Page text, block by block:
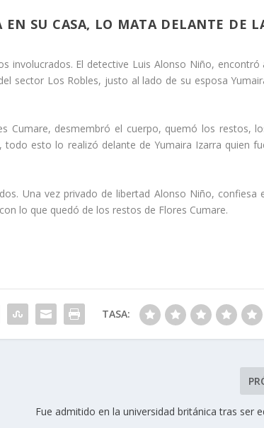
EN SU CASA, LO MATA DELANTE DE
involucrados. El detective Luis Alonso Niño, encontró
sector Los Robles, justo al lado de su esposa
Cumare, desmembró el cuerpo, quemó los restos,
esto lo realizó delante de Yumaira Izarra quien
Una vez privado de libertad Alonso Niño, confiesa
lo que quedó de los restos de Flores Cumare.
TASA:
Fue admitido en la universidad británica tras ser